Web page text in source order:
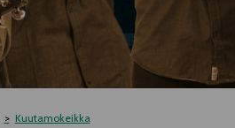
Kuutamokeikka